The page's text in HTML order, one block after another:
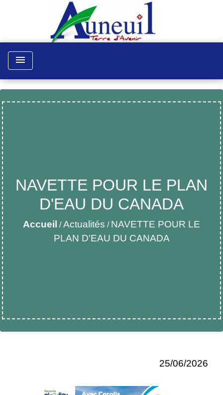
menu
NAVETTE POUR LE PLAN
D'EAU DU CANADA
Accueil /Actualités / NAVETTE POUR LE
PLAN D'EAU DU CANADA
25/06/2026